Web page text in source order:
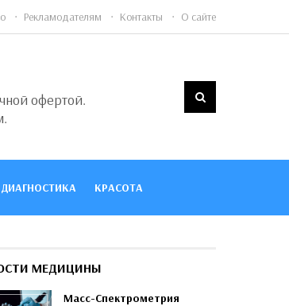
Рекламодателям Контакты О сайте
офертой.
ДИАГНОСТИКА КРАСОТА
МЕДИЦИНЫ
Масс-Спектрометрия